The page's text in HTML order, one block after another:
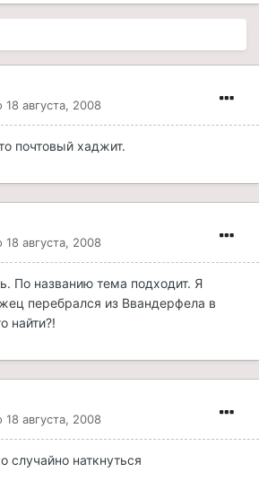
18 августа, 2008
почтовый хаджит.
18 августа, 2008
По названию тема подходит. Я
перебрался из Ввандерфела в
найти?!
18 августа, 2008
случайно наткнуться